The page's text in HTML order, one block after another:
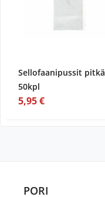
Sellofaanipussit pitkä
50kpl
5,95 €
PORI